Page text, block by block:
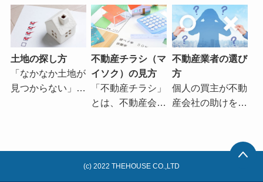
土地の探し方
「なかなか土地が
見つからない」…
不動産チラシ（マ
イソク）の見方
「不動産チラシ」
とは、不動産会…
不動産業者の選び
方
個人の買主が不動
産会社の助けを…
(c) 2022 THEHOUSE CO.,LTD